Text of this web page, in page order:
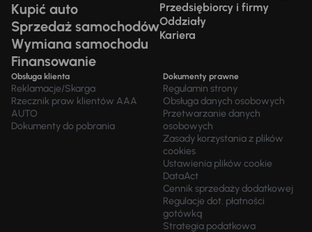
Kupić auto
Sprzedaż samochodów
Wymiana samochodu
Finansowanie
Przedsiębiorcy i firmy
Oddziały
Kariera
Obsługa klienta
Reklamacje/Skarga
Rzecznik praw klientów AAA
AUTO
Dokumenty do pobrania
Dokumenty prawne
Regulamin strony
Obsługa danych osobowych
Przetwarzanie danych
osobowych
Zasady korzystania z plików
cookies
Ustawienia plików cookie
DataAct
Cennik sprzedaży dodatkowej
Regulacje dot. płatności
gotówką
Strategia podatkowa